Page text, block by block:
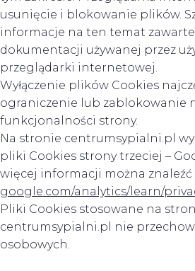
usunięcie i blokowanie plików.
informacje na ten temat
dokumentacji używanej przez
przeglądarki internetowej.
Wyłączenie plików Cookies
ograniczenie lub zablokowanie
funkcjonalności strony.
Na stronie centrumsypialni.pl
pliki Cookies strony trzeciej –
więcej informacji można znaleźć
google.com/analytics/learn/
Pliki Cookies stosowane na
centrumsypialni.pl nie
osobowych.